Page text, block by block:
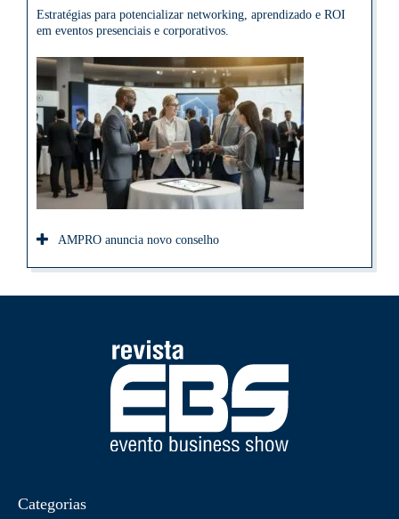
Estratégias para potencializar networking, aprendizado e ROI
em eventos presenciais e corporativos.
AMPRO anuncia novo conselho
Categorias